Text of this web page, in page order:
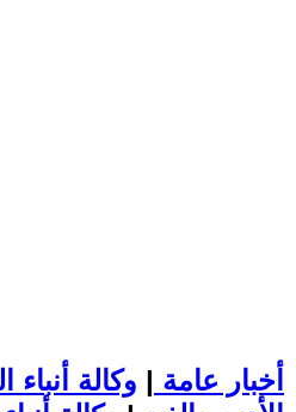
أخبار عامة | وكالة أنباء